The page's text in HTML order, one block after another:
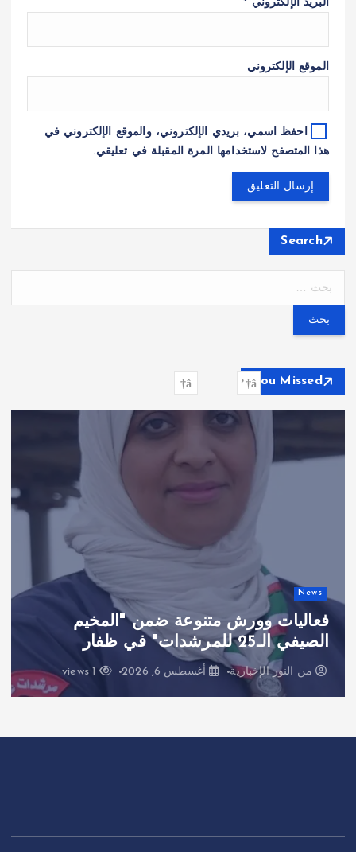
البريد الإلكتروني *
الموقع الإلكتروني
احفظ اسمي، بريدي الإلكتروني، والموقع الإلكتروني في
هذا المتصفح لاستخدامها المرة المقبلة في تعليقي.
Search
ح
ع
You Missed
News
فعاليات وورش متنوعة ضمن "المخيم
الصيفي الـ25 للمرشدات" في ظفار
من النور الإخبارية أغسطس 6, 2026 1 views